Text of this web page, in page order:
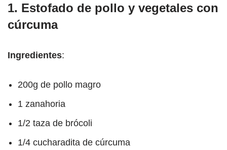
1. Estofado de pollo y vegetales con
cúrcuma
Ingredientes:
200g de pollo magro
1 zanahoria
1/2 taza de brócoli
1/4 cucharadita de cúrcuma